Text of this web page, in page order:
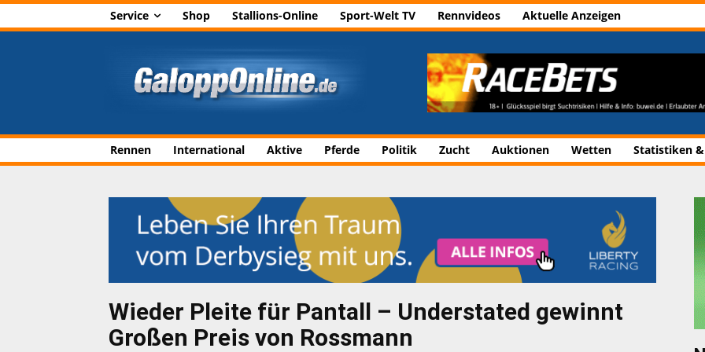
Service Shop Stallions-Online Sport-Welt TV Rennvideos Aktuelle Anzeigen
Rennen International Aktive Pferde Politik Zucht Auktionen Wetten Statistiken
Wieder Pleite für Pantall – Understated gewinnt
Großen Preis von Rossmann